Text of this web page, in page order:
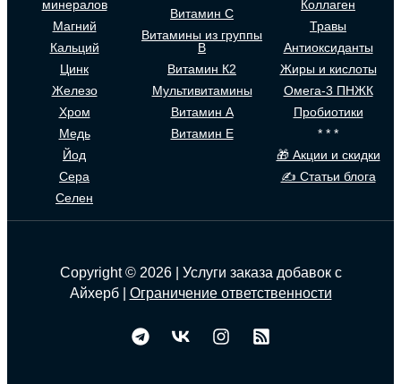
минералов
Магний
Кальций
Цинк
Железо
Хром
Медь
Йод
Сера
Селен
Витамин С
Витамины из группы
В
Витамин К2
Мультивитамины
Витамин А
Витамин Е
Коллаген
Травы
Антиоксиданты
Жиры и кислоты
Омега-3 ПНЖК
Пробиотики
* * *
🎁 Акции и скидки
✍ Статьи блога
Copyright © 2026 | Услуги заказа добавок с
Айхерб | Ограничение ответственности